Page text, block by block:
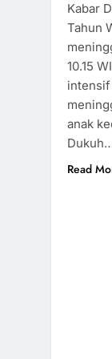
Kabar
Tahun
10.15
intensif
anak
Read